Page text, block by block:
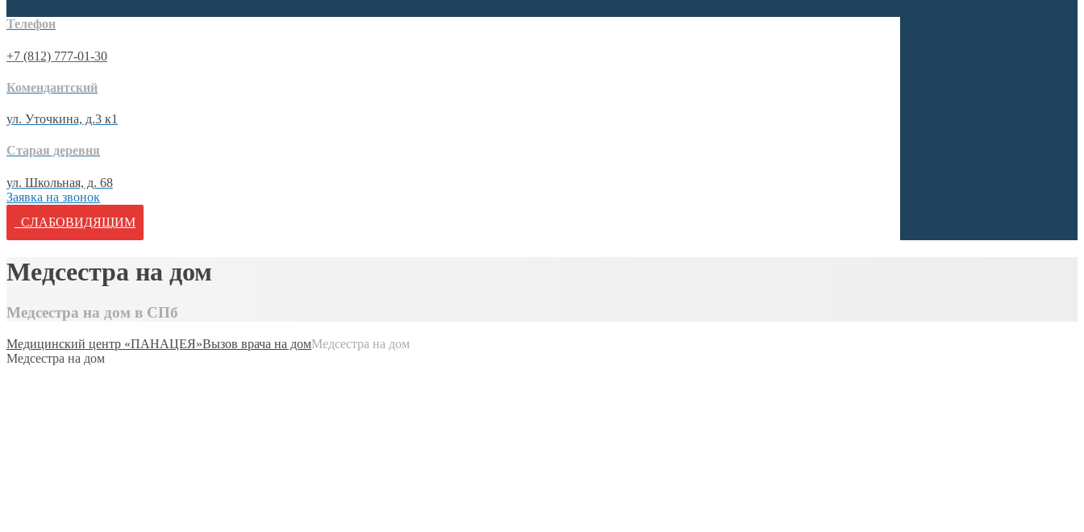
Телефон
+7 (812) 777-01-30
Комендантский
ул. Уточкина, д.3 к1
Старая деревня
ул. Школьная, д. 68
Заявка на звонок
СЛАБОВИДЯЩИМ
Медсестра на дом
Медсестра на дом в СПб
Медицинский центр «ПАНАЦЕЯ»Вызов врача на домМедсестра на дом
Медсестра на дом